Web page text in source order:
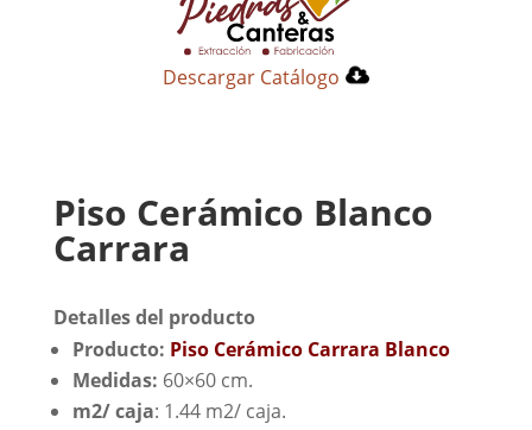
Descargar Catálogo
Piso Cerámico Blanco
Carrara
Detalles del producto
Producto: Piso Cerámico Carrara Blanco
Medidas: 60×60 cm.
m2/ caja: 1.44 m2/ caja.